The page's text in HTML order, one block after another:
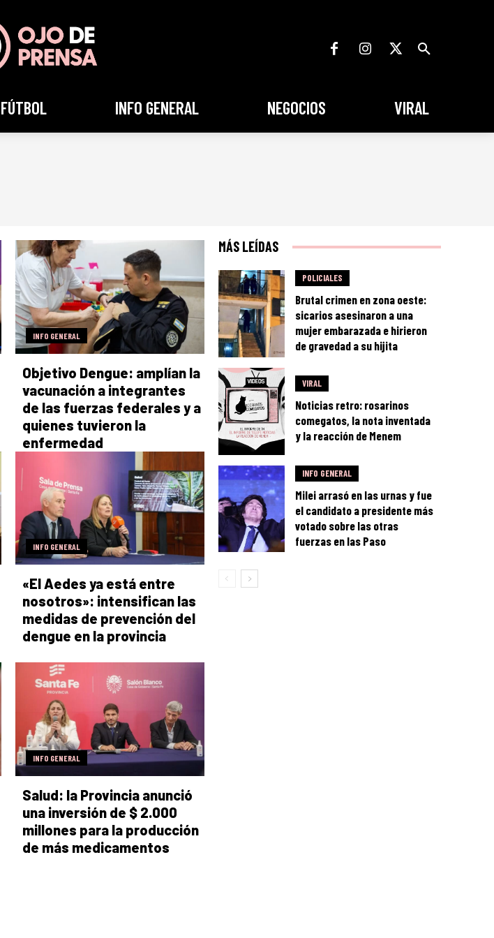
FÚTBOL INFO GENERAL NEGOCIOS VIRAL
INFO GENERAL
Objetivo Dengue: amplían la
vacunación a integrantes
de las fuerzas federales y a
quienes tuvieron la
enfermedad
INFO GENERAL
«El Aedes ya está entre
nosotros»: intensifican las
medidas de prevención del
dengue en la provincia
INFO GENERAL
Salud: la Provincia anunció
una inversión de $ 2.000
millones para la producción
de más medicamentos
MÁS LEÍDAS
POLICIALES
Brutal crimen en zona oeste:
sicarios asesinaron a una
mujer embarazada e hirieron
de gravedad a su hijita
VIRAL
Noticias retro: rosarinos
comegatos, la nota inventada
y la reacción de Menem
INFO GENERAL
Milei arrasó en las urnas y fue
el candidato a presidente más
votado sobre las otras
fuerzas en las Paso